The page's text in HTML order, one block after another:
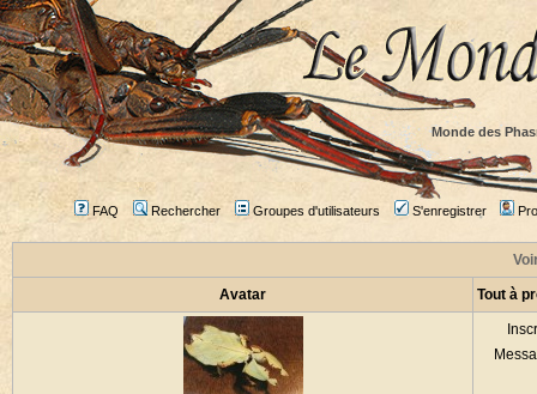
Monde des
FAQ Rechercher Groupes d'utilisateurs S'enregistrer
Avatar Tout à